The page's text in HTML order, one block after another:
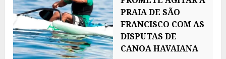
PRAIA DE SÃO
FRANCISCO COM AS
DISPUTAS DE
CANOA HAVAIANA